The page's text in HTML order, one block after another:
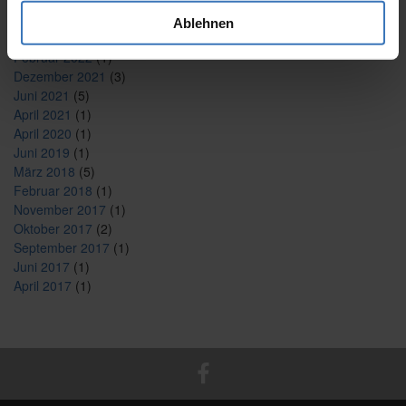
Ablehnen
Mai 2022(1)
Februar 2022(1)
Dezember 2021 (3)
Juni 2021 (5)
April 2021 (1)
April 2020 (1)
Juni 2019 (1)
März 2018 (5)
Februar 2018 (1)
November 2017 (1)
Oktober 2017 (2)
September 2017 (1)
Juni 2017 (1)
April 2017 (1)